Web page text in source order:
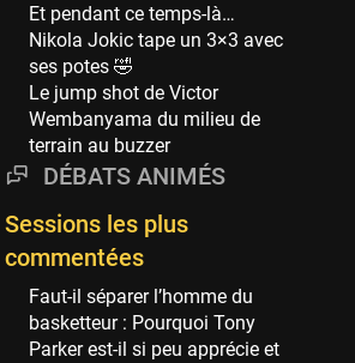
63 sessions
Los Angeles Clippers
61 sessions
Indiana Pacers
53 sessions
New Orleans Pelicans
53 sessions
Jeux Olympiques
Atlanta Hawks
45 sessions
Et pendant ce temps-là…
Nikola Jokic tape un 3×3 avec
ses potes 🤣
Le jump shot de Victor
Wembanyama du milieu de
terrain au buzzer
DÉBATS ANIMÉS
Sessions les plus
commentées
Faut-il séparer l’homme du
basketteur : Pourquoi Tony
Parker est-il si peu apprécie et